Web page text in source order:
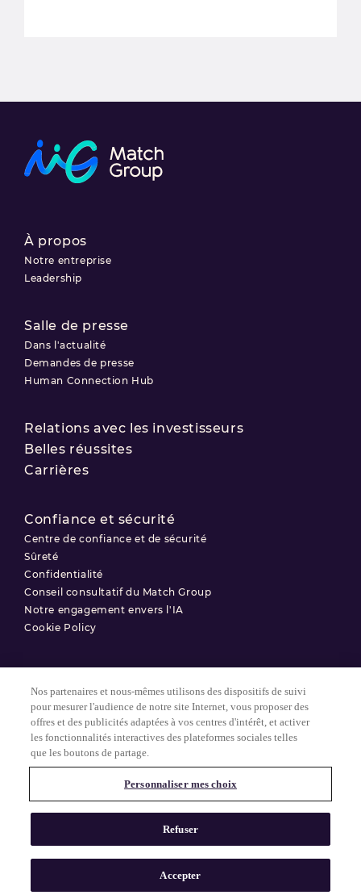
À propos
Notre entreprise
Leadership
Salle de presse
Dans l'actualité
Demandes de presse
Human Connection Hub
Relations avec les investisseurs
Belles réussites
Carrières
Confiance et sécurité
Centre de confiance et de sécurité
Sûreté
Confidentialité
Conseil consultatif du Match Group
Notre engagement envers l'IA
Cookie Policy
© 2025 Match Group.
Conditions d'utilisation
Politique de confidentialité
Tous droits réservés. MATCH GROUP, le logo MG et le fil bleu-gris
MG sont des marques déposées de Match Group Americas, LLC.
Toutes les autres marques sont la propriété de leurs détenteurs
Nos partenaires et nous-mêmes utilisons des dispositifs de suivi
pour mesurer l'audience de notre site Internet, vous proposer des
offres et des publicités adaptées à vos centres d'intérêt, et activer
les fonctionnalités interactives des plateformes sociales telles
que les boutons de partage.
Personnaliser mes choix
Refuser
Accepter